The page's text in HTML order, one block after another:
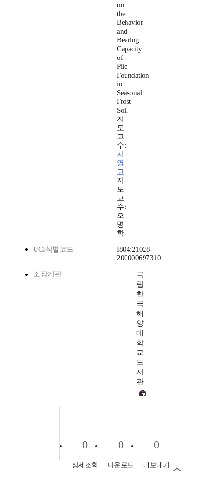
on
the
Behavior
and
Bearing
Capacity
of
Pile
Foundation
in
Seasonal
Frost
Soil
지
도
교
수:
서
영
교
지
도
교
수:
오
명
학
UCI식별코드
I804:21028-
200000697310
소장기관
국
립
한
국
해
양
대
학
교
도
서
관
0
상세조회
0
다운로드
0
내보내기